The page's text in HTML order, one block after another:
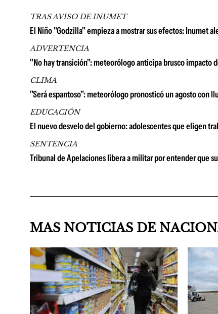
TRAS AVISO DE INUMET
El Niño "Godzilla" empieza a mostrar sus efectos: Inumet
ADVERTENCIA
"No hay transición": meteorólogo anticipa brusco impacto
CLIMA
"Será espantoso": meteorólogo pronosticó un agosto con
EDUCACIÓN
El nuevo desvelo del gobierno: adolescentes que eligen
SENTENCIA
Tribunal de Apelaciones libera a militar por entender que
MAS NOTICIAS DE